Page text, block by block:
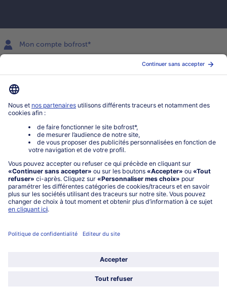
Mon compte bofrost*
service@bofrost.fr
0801 902 406
Lu-Ve : 9h - 20h (appel non surtaxé)
Service
À propos de bofrost*
Légal